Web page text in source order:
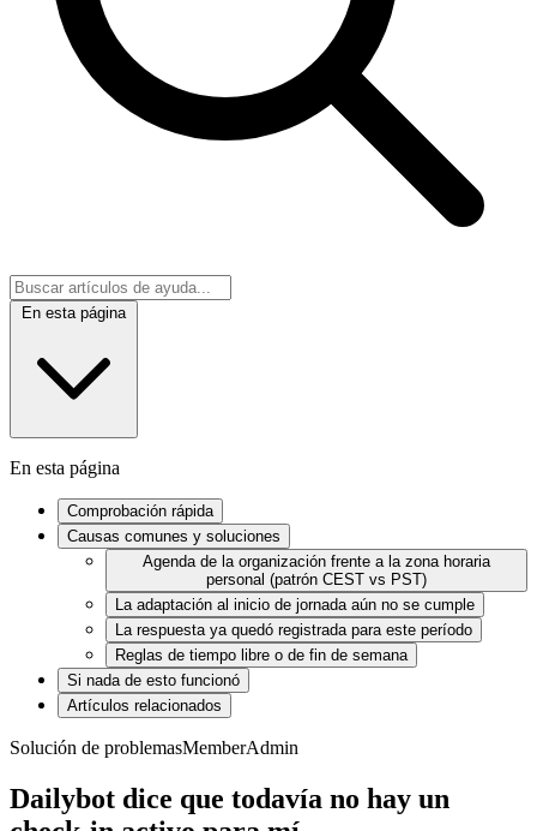
En esta página
En esta página
Comprobación rápida
Causas comunes y soluciones
Agenda de la organización frente a la zona horaria
personal (patrón CEST vs PST)
La adaptación al inicio de jornada aún no se cumple
La respuesta ya quedó registrada para este período
Reglas de tiempo libre o de fin de semana
Si nada de esto funcionó
Artículos relacionados
Solución de problemasMemberAdmin
Dailybot dice que todavía no hay un